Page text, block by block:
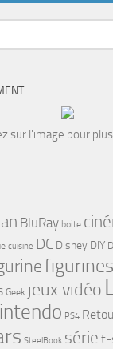
sur l'image pour
BluRay boite
cuisine DC Disney DIY
figurines
Geek jeux vidéo
PS4
SteelBook série t-